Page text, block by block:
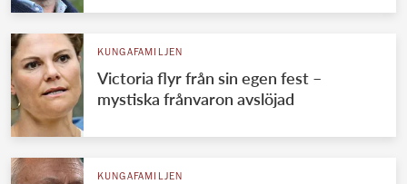
KUNGAFAMILJEN
Victoria flyr från sin egen fest –
mystiska frånvaron avslöjad
KUNGAFAMILJEN